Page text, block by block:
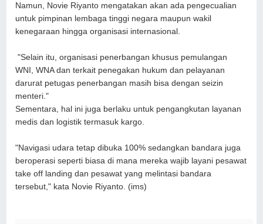
Namun, Novie Riyanto mengatakan akan ada pengecualian
untuk pimpinan lembaga tinggi negara maupun wakil
kenegaraan hingga organisasi internasional.
"Selain itu, organisasi penerbangan khusus pemulangan
WNI, WNA dan terkait penegakan hukum dan pelayanan
darurat petugas penerbangan masih bisa dengan seizin
menteri."
Sementara, hal ini juga berlaku untuk pengangkutan layanan
medis dan logistik termasuk kargo.
"Navigasi udara tetap dibuka 100% sedangkan bandara juga
beroperasi seperti biasa di mana mereka wajib layani pesawat
take off landing dan pesawat yang melintasi bandara
tersebut," kata Novie Riyanto. (ims)